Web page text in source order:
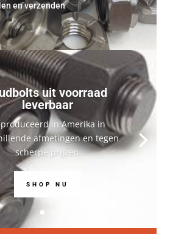
en verzenden
uit voorraad
leverbaar
in Amerika in
afmetingen en tegen
scherpe prijzen
SHOP NU